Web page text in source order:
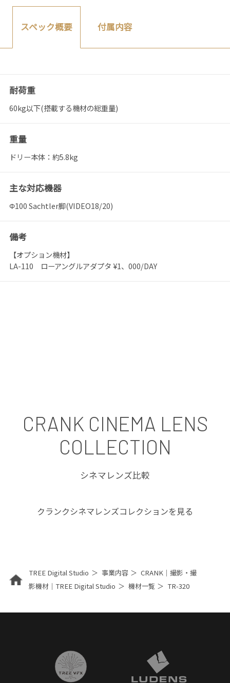
スペック概要 付属内容
耐荷重
60kg以下(搭載する機材の総重量)
重量
ドリー本体：約5.8kg
主な対応機器
Φ100 Sachtler脚(VIDEO18/20)
備考
【オプション機材】
LA-110 ローアングルアダプタ ¥1、000/DAY
CRANK CINEMA LENS
COLLECTION
シネマレンズ比較
クランクシネマレンズコレクションを見る
TREE Digital Studio 事業内容
CRANK｜撮影・撮
影機材｜TREE Digital Studio
機材一覧 TR-320